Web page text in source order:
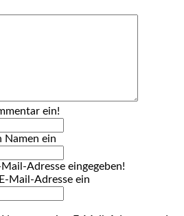
ein!
Namen ein
Adresse eingegeben!
Mail-Adresse ein